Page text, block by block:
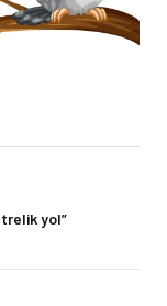
yol”